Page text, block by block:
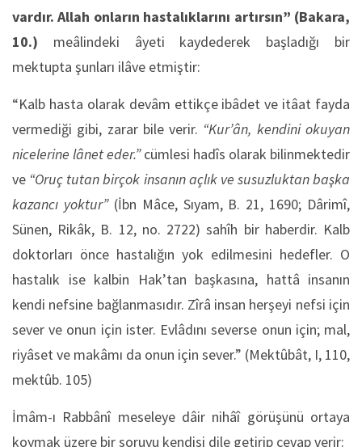
vardır. Allah onların hastalıklarını artırsın” (Bakara,
10.) meâlindeki âyeti kaydederek başladığı bir
mektupta şunları ilâve etmiştir:
“Kalb hasta olarak devâm ettikçe ibâdet ve itâat fayda
vermediği gibi, zarar bile verir. “Kur’ân, kendini okuyan
nicelerine lânet eder.”cümlesi hadîs olarak bilinmektedir
ve “Oruç tutan birçok insanın açlık ve susuzluktan başka
kazancı yoktur” (İbn Mâce, Sıyam, B. 21, 1690; Dârimî,
Sünen, Rikâk, B. 12, no. 2722) sahîh bir haberdir. Kalb
doktorları önce hastalığın yok edilmesini hedefler. O
hastalık ise kalbin Hak’tan başkasına, hattâ insanın
kendi nefsine bağlanmasıdır. Zîrâ insan herşeyi nefsi için
sever ve onun için ister. Evlâdını severse onun için; mal,
riyâset ve makâmı da onun için sever.” (Mektûbât, I, 110,
mektûb. 105)
İmâm-ı Rabbânî meseleye dâir nihâî görüşünü ortaya
koymak üzere bir soruyu kendisi dile getirip cevap verir: